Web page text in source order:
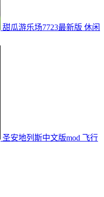
甜瓜游乐场7723最新版 休闲
圣安地列斯中文版mod 飞行